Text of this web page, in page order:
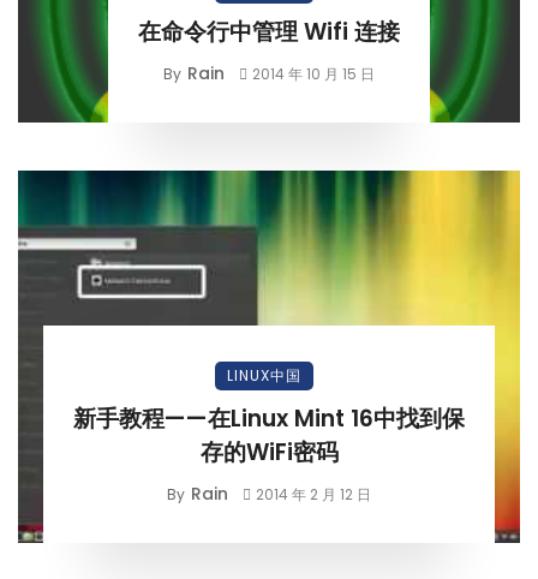
在命令行中管理 Wifi 连接
By Rain 2014 年 10 月 15 日
LINUX中国
新手教程——在Linux Mint 16中找到保
存的WiFi密码
By Rain 2014 年 2 月 12 日